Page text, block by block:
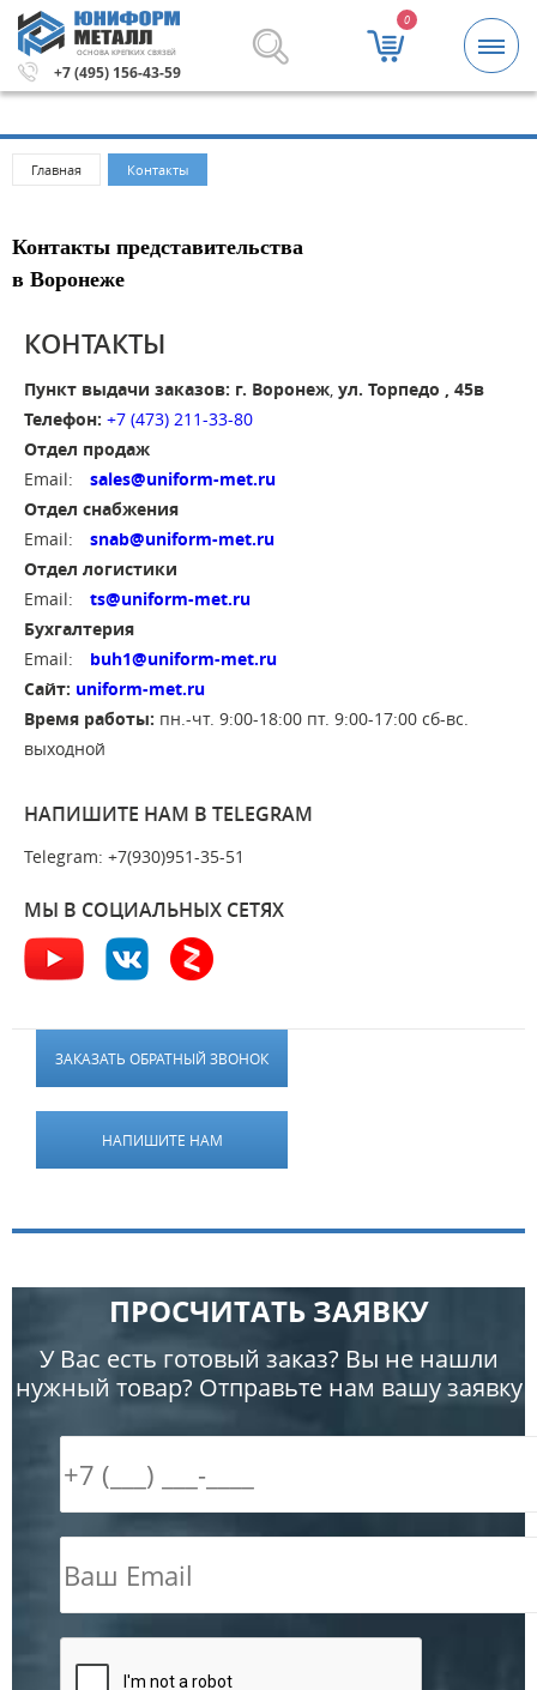
ОСНОВА КРЕПКИХ СВЯЗЕЙ
+7 (495) 156-43-59
0
Метизы и крепежные изделия оптом.
Главная Контакты
Контакты представительства
в Воронеже
КОНТАКТЫ
Пункт выдачи заказов: г. Воронеж, ул. Торпедо , 45в
Телефон: +7 (473) 211-33-80
Отдел продаж
Email:
sales@uniform-met.ru
Отдел снабжения
Email:
snab@uniform-met.ru
Отдел логистики
Email:
ts@uniform-met.ru
Бухгалтерия
Email:
buh1@uniform-met.ru
Сайт: uniform-met.ru
Время работы: пн.-чт. 9:00-18:00 пт. 9:00-17:00 сб-вс.
выходной
НАПИШИТЕ НАМ В TELEGRAM
Telegram: +7(930)951-35-51
МЫ В СОЦИАЛЬНЫХ СЕТЯХ
ЗАКАЗАТЬ ОБРАТНЫЙ ЗВОНОК
НАПИШИТЕ НАМ
ПРОСЧИТАТЬ ЗАЯВКУ
У Вас есть готовый заказ? Вы не нашли
нужный товар? Отправьте нам вашу заявку